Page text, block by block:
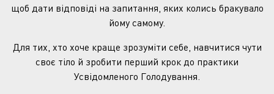
щоб дати відповіді на запитання, яких колись бракувало
йому самому.
Для тих, хто хоче краще зрозуміти себе, навчитися чути
своє тіло й зробити перший крок до практики
Усвідомленого Голодування.